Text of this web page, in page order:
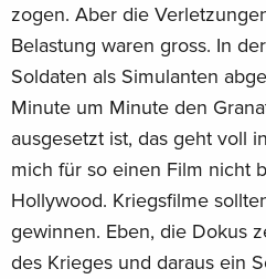
zogen. Aber die
Belastung waren gross. In
Soldaten als Simulanten
Minute um Minute den
ausgesetzt ist, das geht voll
mich für so einen Film nicht
Hollywood. Kriegsfilme
gewinnen. Eben, die Dokus
des Krieges und daraus ein